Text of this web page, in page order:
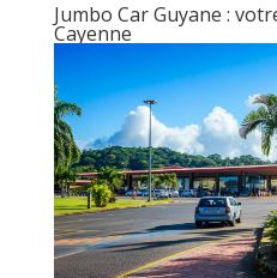
Jumbo Car Guyane :
Cayenne